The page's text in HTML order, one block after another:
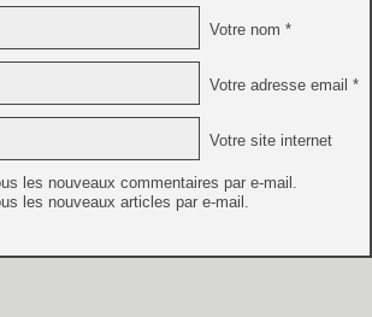
Votre nom *
Votre adresse email *
Votre site internet
les nouveaux commentaires par e-mail.
les nouveaux articles par e-mail.